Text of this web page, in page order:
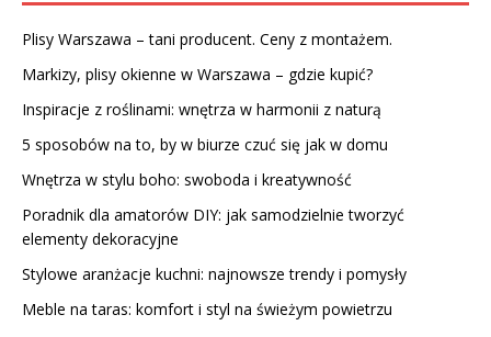
Plisy Warszawa – tani producent. Ceny z montażem.
Markizy, plisy okienne w Warszawa – gdzie kupić?
Inspiracje z roślinami: wnętrza w harmonii z naturą
5 sposobów na to, by w biurze czuć się jak w domu
Wnętrza w stylu boho: swoboda i kreatywność
Poradnik dla amatorów DIY: jak samodzielnie tworzyć
elementy dekoracyjne
Stylowe aranżacje kuchni: najnowsze trendy i pomysły
Meble na taras: komfort i styl na świeżym powietrzu